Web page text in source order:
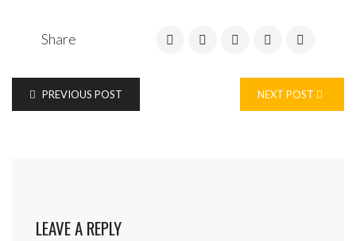
Share
PREVIOUS POST NEXT POST
LEAVE A REPLY